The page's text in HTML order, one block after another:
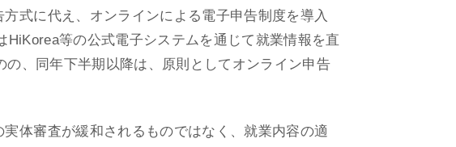
式に代え、オンラインによる電子申告制度を導入
等の公式電子システムを通じて就業情報を直
、同年下半期以降は、原則としてオンライン申告
体審査が緩和されるものではなく、就業内容の適